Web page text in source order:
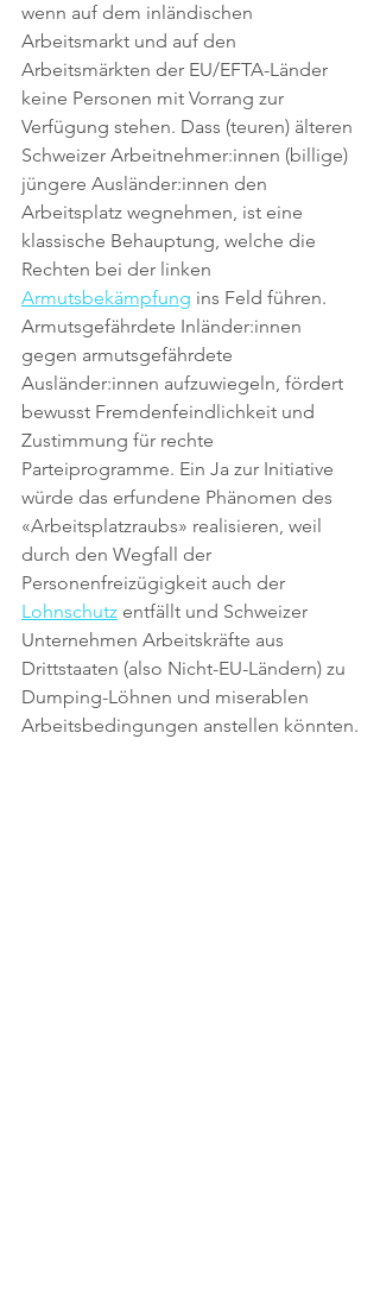
wenn auf dem inländischen
Arbeitsmarkt und auf den
Arbeitsmärkten der EU/EFTA-Länder
keine Personen mit Vorrang zur
Verfügung stehen. Dass (teuren) älteren
Schweizer Arbeitnehmer:innen (billige)
jüngere Ausländer:innen den
Arbeitsplatz wegnehmen, ist eine
klassische Behauptung, welche die
Rechten bei der linken
Armutsbekämpfung ins Feld führen.
Armutsgefährdete Inländer:innen
gegen armutsgefährdete
Ausländer:innen aufzuwiegeln, fördert
bewusst Fremdenfeindlichkeit und
Zustimmung für rechte
Parteiprogramme. Ein Ja zur Initiative
würde das erfundene Phänomen des
«Arbeitsplatzraubs» realisieren, weil
durch den Wegfall der
Personenfreizügigkeit auch der
Lohnschutz entfällt und Schweizer
Unternehmen Arbeitskräfte aus
Drittstaaten (also Nicht-EU-Ländern) zu
Dumping-Löhnen und miserablen
Arbeitsbedingungen anstellen könnten.